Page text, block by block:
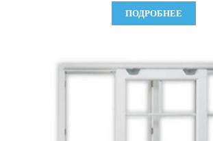
ПОДРОБНЕЕ